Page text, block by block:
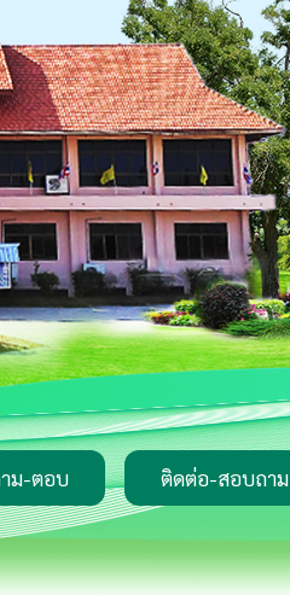
ม-ตอบ ติดต่อ-สอบถาม